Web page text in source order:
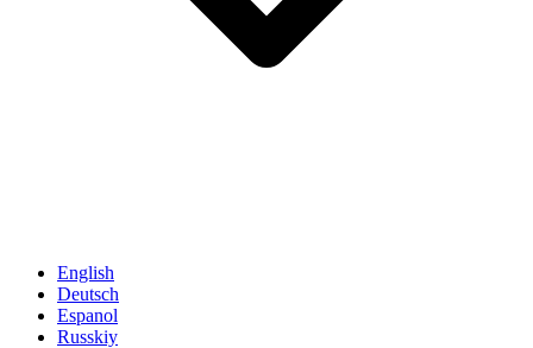
English
Deutsch
Espanol
Russkiy